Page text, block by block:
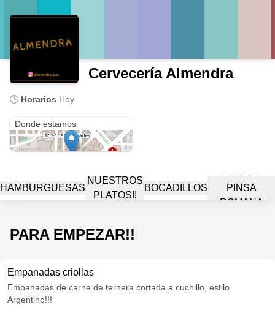
Cervecería Almendra
🕒 Horarios Hoy
Donde estamos
HAMBURGUESAS
NUESTROS
PLATOS!!
BOCADILLOS
PINSA
ROMANA
PARA EMPEZAR!!
Empanadas criollas
Empanadas de carne de ternera cortada a cuchillo, estilo
Argentino!!!